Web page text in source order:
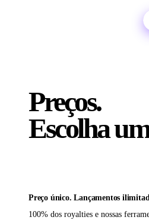
Preços.
Escolha
Preço único. Lançamentos
100% dos royalties e nossas